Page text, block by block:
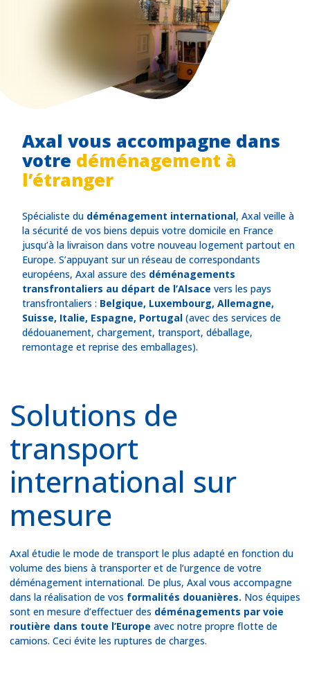
Axal vous accompagne dans
votre déménagement à
l’étranger
Spécialiste du déménagement international, Axal veille à
la sécurité de vos biens depuis votre domicile en France
jusqu’à la livraison dans votre nouveau logement partout en
Europe. S’appuyant sur un réseau de correspondants
européens, Axal assure des déménagements
transfrontaliers au départ de l’Alsace vers les pays
transfrontaliers : Belgique, Luxembourg, Allemagne,
Suisse, Italie, Espagne, Portugal(avec des services de
dédouanement, chargement, transport, déballage,
remontage et reprise des emballages).
Solutions de
transport
international sur
mesure
Axal étudie le mode de transport le plus adapté en fonction du
volume des biens à transporter et de l’urgence de votre
déménagement international. De plus, Axal vous accompagne
dans la réalisation de vos formalités douanières. Nos équipes
sont en mesure d’effectuer des déménagements par voie
routière dans toute l’Europe avec notre propre flotte de
camions. Ceci évite les ruptures de charges.